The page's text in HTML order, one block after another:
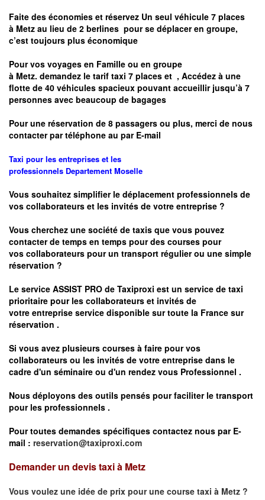
Faite des économies et réservez Un seul véhicule 7 places
à Metz au lieu de 2 berlines pour se déplacer en groupe,
c’est toujours plus économique
Pour vos voyages en Famille ou en groupe
à Metz. demandez le tarif taxi 7 places et , Accédez à une
flotte de 40 véhicules spacieux pouvant accueillir jusqu’à 7
personnes avec beaucoup de bagages
Pour une réservation de 8 passagers ou plus, merci de nous
contacter par téléphone au par E-mail
Taxi pour les entreprises et les
professionnels Departement Moselle
Vous souhaitez simplifier le déplacement professionnels de
vos collaborateurs et les invités de votre entreprise ?
Vous cherchez une société de taxis que vous pouvez
contacter de temps en temps pour des courses pour
vos collaborateurs pour un transport régulierou une simple
réservation ?
Le service ASSIST PRO de Taxiproxi est un service de taxi
prioritaire pour les collaborateurs et invités de
votre entreprise service disponible sur toute la France sur
réservation .
Si vous avez plusieurs courses à faire pour vos
collaborateurs ou les invités de votre entreprise dans le
cadre d'un séminaire ou d'un rendez vous Professionnel .
Nous déployons des outils pensés pour faciliter le transport
pour les professionnels .
Pour toutes demandes spécifiques contactez nous par E-
mail : reservation@taxiproxi.com
Demander un devis taxi à Metz
Vous voulez une idée de prix pour une course taxi à Metz ?